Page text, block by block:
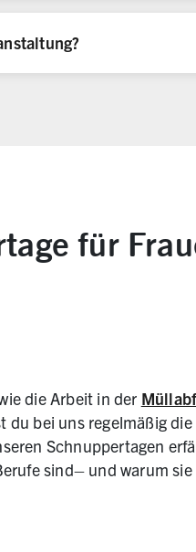
für
die Arbeit in der
du bei uns regelmäßig
Schnuppertagen
sind– und warum